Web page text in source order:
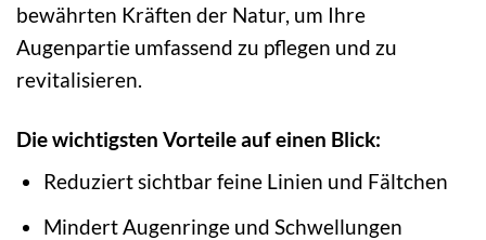
bewährten Kräften der Natur, um Ihre
Augenpartie umfassend zu pflegen und zu
revitalisieren.
Die wichtigsten Vorteile auf einen Blick:
Reduziert sichtbar feine Linien und Fältchen
Mindert Augenringe und Schwellungen